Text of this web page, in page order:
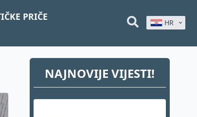
PRIČE
HR
NAJNOVIJE VIJESTI!